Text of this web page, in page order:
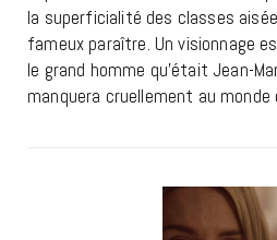
la superficialité des classes
fameux paraître. Un visionnage
le grand homme qu’était Jean-
manquera cruellement au monde